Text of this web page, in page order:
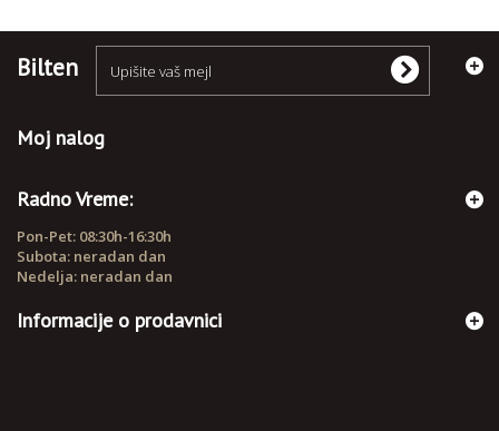
Bilten
Moj nalog
Radno Vreme:
Pon-Pet: 08:30h-16:30h
Subota: neradan dan
Nedelja: neradan dan
Informacije o prodavnici